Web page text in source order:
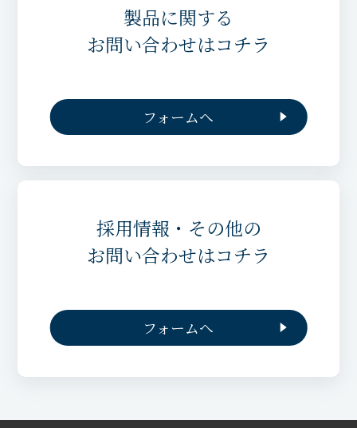
製品に関する
お問い合わせはコチラ
フォームへ
採用情報・その他の
お問い合わせはコチラ
フォームへ